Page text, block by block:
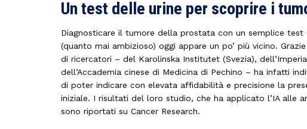
Un test delle urine per scoprire i
Diagnosticare il tumore della prostata con un semplice test
(quanto mai ambizioso) oggi appare un po’ più vicino.
di ricercatori – del Karolinska Institutet (Svezia),
dell’Accademia cinese di Medicina di Pechino – ha infatti
di poter indicare con elevata affidabilità e precisione la
iniziale. I risultati del loro studio, che ha applicato l’IA alle
sono riportati su Cancer Research.